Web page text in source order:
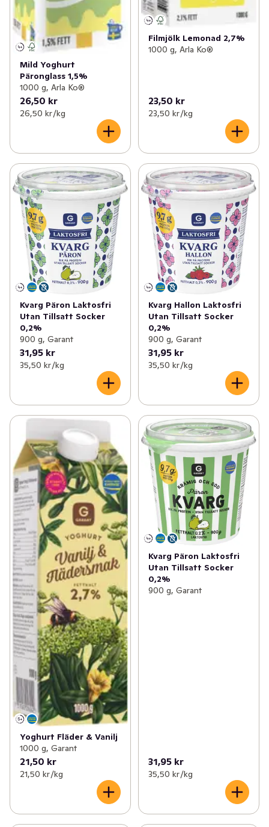
✓ Nyheter inom energi- och vitamindrycker (39)
✓ Leksaksnyheter
✓ Glutenfria nyheter
✓ Fikanyheter (8)
EKO nyheter
Dags att fylla på solskydd (14)
✓ Brödnyheter (10)
✓ Glass- och dessertnyheter (44)
✓ Nyheter inom träning & hälsa (6)
Nyheter i frysen (38)
Nyheter till badrumsskåpet
✓ Nytt inom fisk- och skaldjur (41)
✓ Nytt till balkong och altan
✓ Nyheter inom kött & kyckling (20)
Nyheter till de minsta (20)
Mild Yoghurt
Päronglass 1,5%
1000 g, Arla Ko®
26,50 kr
26,50 kr /kg
Filmjölk Lemonad 2,7%
1000 g, Arla Ko®
23,50 kr
23,50 kr /kg
Kvarg Päron Laktosfri
Utan Tillsatt Socker
0,2%
900 g, Garant
31,95 kr
35,50 kr /kg
Kvarg Hallon Laktosfri
Utan Tillsatt Socker
0,2%
900 g, Garant
31,95 kr
35,50 kr /kg
Yoghurt Fläder & Vanilj
1000 g, Garant
21,50 kr
21,50 kr /kg
Kvarg Päron Laktosfri
Utan Tillsatt Socker
0,2%
900 g, Garant
31,95 kr
35,50 kr /kg